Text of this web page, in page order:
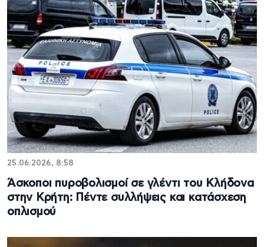
25.06.2026, 8:58
Άσκοποι πυροβολισμοί σε γλέντι του Κλήδονα
στην Κρήτη: Πέντε συλλήψεις και κατάσχεση
οπλισμού